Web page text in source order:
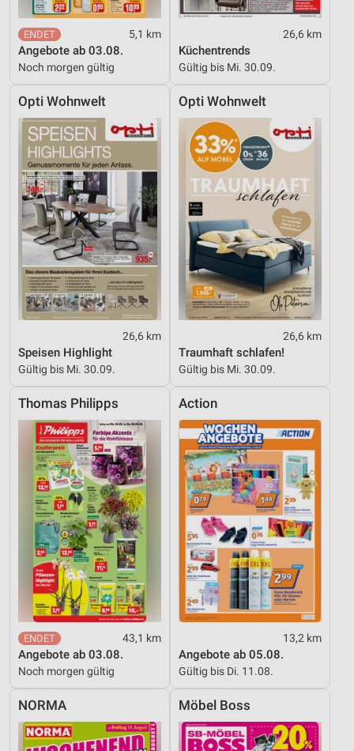
5,1 km
Angebote ab 03.08.
Noch morgen gültig
26,6 km
Küchentrends
Gültig bis Mi. 30.09.
Opti Wohnwelt
26,6 km
Speisen Highlight
Gültig bis Mi. 30.09.
Opti Wohnwelt
26,6 km
Traumhaft schlafen!
Gültig bis Mi. 30.09.
Thomas Philipps
43,1 km
Angebote ab 03.08.
Noch morgen gültig
Action
13,2 km
Angebote ab 05.08.
Gültig bis Di. 11.08.
NORMA Möbel Boss